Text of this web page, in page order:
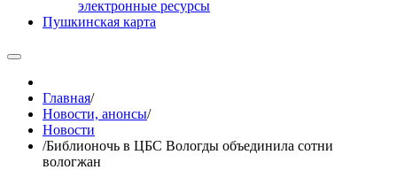
электронные ресурсы
Пушкинская карта
Главная/
Новости, анонсы/
Новости
/Библионочь в ЦБС Вологды объединила сотни
вологжан